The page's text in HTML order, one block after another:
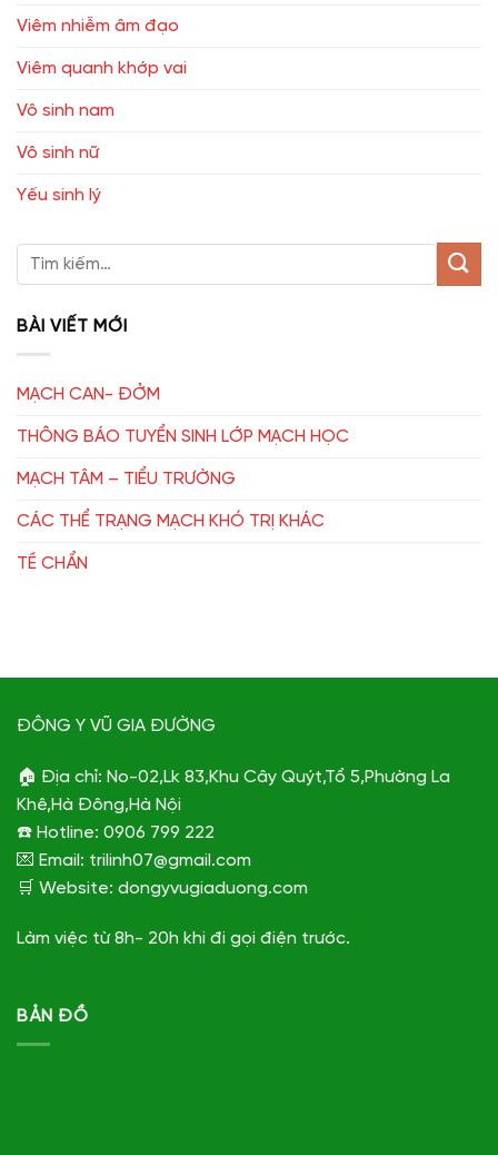
Viêm nhiễm âm đạo
Viêm quanh khớp vai
Vô sinh nam
Vô sinh nữ
Yếu sinh lý
BÀI VIẾT MỚI
MẠCH CAN- ĐỞM
THÔNG BÁO TUYỂN SINH LỚP MẠCH HỌC
MẠCH TÂM – TIỂU TRƯỜNG
CÁC THỂ TRẠNG MẠCH KHÓ TRỊ KHÁC
TỀ CHẨN
ĐÔNG Y VŨ GIA ĐƯỜNG
🏠 Địa chỉ: No-02,Lk 83,Khu Cây Quýt,Tổ 5,Phường La
Khê,Hà Đông,Hà Nội
☎️ Hotline: 0906 799 222
💌 Email: trilinh07@gmail.com
🛒 Website: dongyvugiaduong.com
Làm việc từ 8h- 20h khi đi gọi điện trước.
BẢN ĐỒ